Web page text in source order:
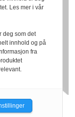
Les mer i vår
deg som det
innhold og på
fra